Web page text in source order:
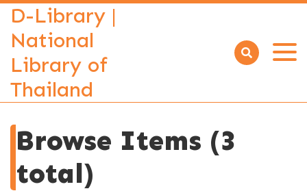
D-Library |
National
Library of
Thailand
Open
Browse Items (3
total)